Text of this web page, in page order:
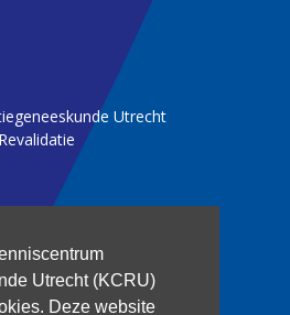
Utrecht (KCRU)
Deze website
Utrecht